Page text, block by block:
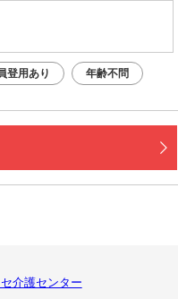
登用あり 年齢不問
介護センター